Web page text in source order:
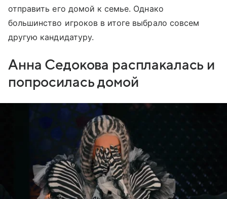
отправить его домой к семье. Однако
большинство игроков в итоге выбрало совсем
другую кандидатуру.
Анна Седокова расплакалась и
попросилась домой